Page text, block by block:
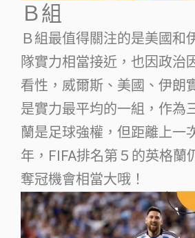
Ｂ組
Ｂ組最值得關注的是美國和
隊實力相當接近，也因政治
看性，威爾斯、美國、伊朗
是實力最平均的一組，作為
蘭是足球強權，但距離上一
年，FIFA排名第５的英格蘭
奪冠機會相當大哦！